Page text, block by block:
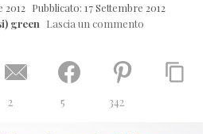
2012 Pubblicato: 17 Settembre 2012
green Lascia un commento
2 5 342